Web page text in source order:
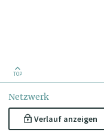
TOP
Netzwerk
Verlauf anzeigen